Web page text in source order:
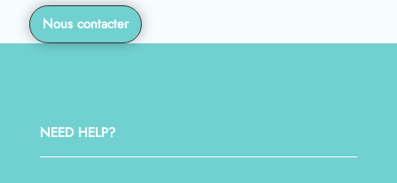
Nous contacter
NEED HELP?